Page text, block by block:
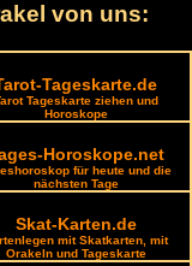
von uns:
Tageskarte.de
Tageskarte ziehen und
Horoskope
Horoskope.net
für heute und die
nächsten Tage
Skat-Karten.de
mit Skatkarten, mit
Orakeln und Tageskarte